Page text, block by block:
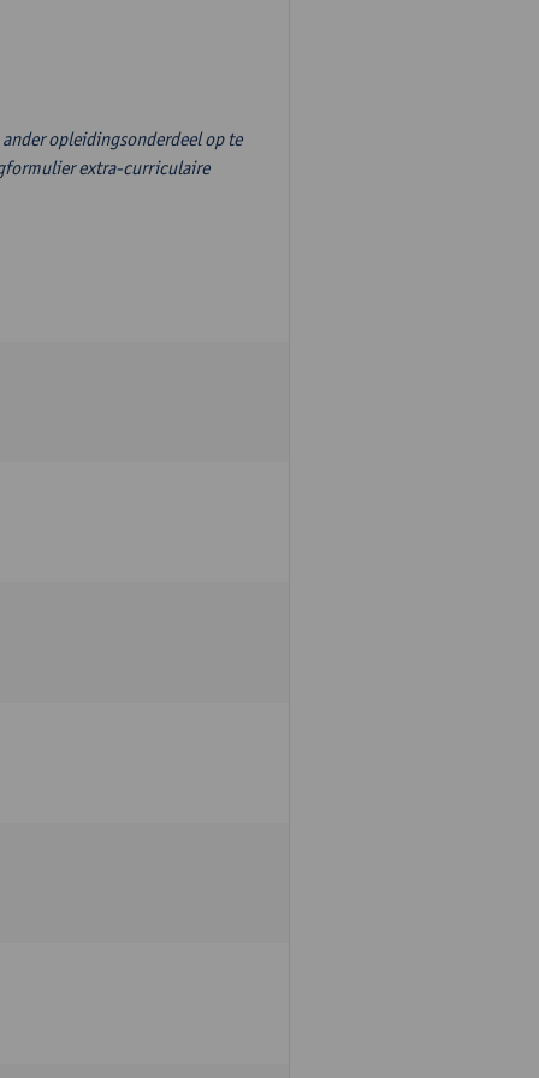
opleidingsonderdeel op te
extra-curriculaire